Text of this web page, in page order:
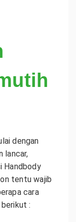
dengan
lancar,
Handbody
tentu wajib
cara
: